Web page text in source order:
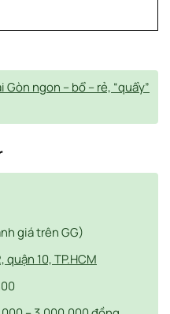
Gòn ngon – bổ – rẻ, “quẩy”
giá trên GG)
quận 10, TP.HCM